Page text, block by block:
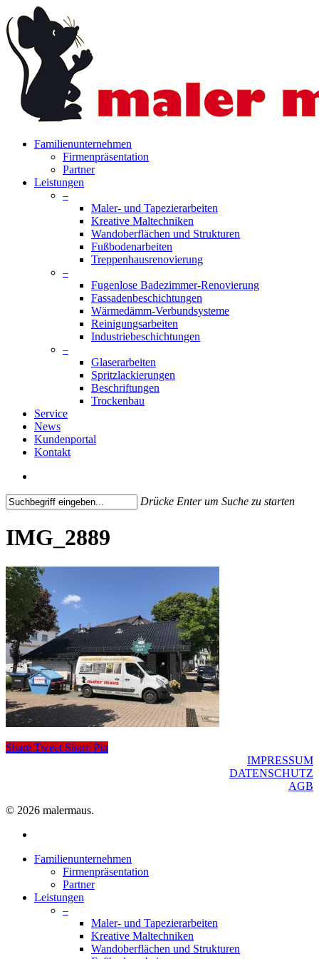
to
main
content
search
Menu
Familienunternehmen
Firmenpräsentation
Partner
Leistungen
–
Maler- und Tapezierarbeiten
Kreative Maltechniken
Wandoberflächen und Strukturen
Fußbodenarbeiten
Treppenhausrenovierung
–
Fugenlose Badezimmer-Renovierung
Fassadenbeschichtungen
Wärmedämm-Verbundsysteme
Reinigungsarbeiten
Industriebeschichtungen
–
Glaserarbeiten
Spritzlackierungen
Beschriftungen
Trockenbau
Service
News
Kundenportal
Kontakt
Drücke Enter um Suche zu starten
Search
IMG_2889
Share Tweet Share Pin
IMPRESSUM
DATENSCHUTZ
AGB
© 2026 malermaus.
Close
Familienunternehmen
Firmenpräsentation
Partner
Leistungen
–
Maler- und Tapezierarbeiten
Kreative Maltechniken
Wandoberflächen und Strukturen